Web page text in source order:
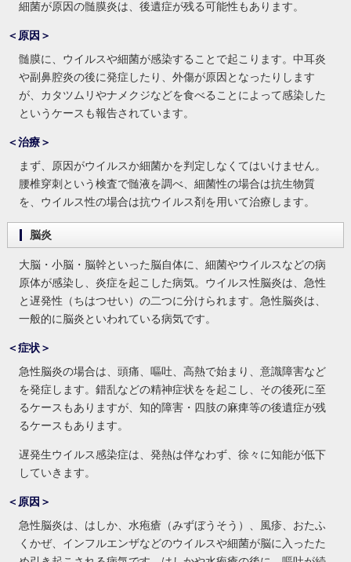
細菌が原因の髄膜炎は、後遺症が残る可能性もあります。
＜原因＞
髄膜に、ウイルスや細菌が感染することで起こります。中耳炎
や副鼻腔炎の後に発症したり、外傷が原因となったりします
が、カタツムリやナメクジなどを食べることによって感染した
というケースも報告されています。
＜治療＞
まず、原因がウイルスか細菌かを判定しなくてはいけません。
腰椎穿刺という検査で髄液を調べ、細菌性の場合は抗生物質
を、ウイルス性の場合は抗ウイルス剤を用いて治療します。
脳炎
大脳・小脳・脳幹といった脳自体に、細菌やウイルスなどの病
原体が感染し、炎症を起こした病気。ウイルス性脳炎は、急性
と遅発性（ちはつせい）の二つに分けられます。急性脳炎は、
一般的に脳炎といわれている病気です。
＜症状＞
急性脳炎の場合は、頭痛、嘔吐、高熱で始まり、意識障害など
を発症します。錯乱などの精神症状をを起こし、その後死に至
るケースもありますが、知的障害・四肢の麻痺等の後遺症が残
るケースもあります。
遅発生ウイルス感染症は、発熱は伴なわず、徐々に知能が低下
していきます。
＜原因＞
急性脳炎は、はしか、水疱瘡（みずぼうそう）、風疹、おたふ
くかぜ、インフルエンザなどのウイルスや細菌が脳に入ったた